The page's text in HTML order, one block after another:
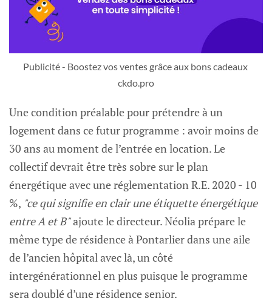
Publicité - Boostez vos ventes grâce aux bons cadeaux
ckdo.pro
Une condition préalable pour prétendre à un
logement dans ce futur programme : avoir moins de
30 ans au moment de l’entrée en location. Le
collectif devrait être très sobre sur le plan
énergétique avec une réglementation R.E. 2020 - 10
%, "ce qui signifie en clair une étiquette énergétique
entre A et B"ajoute le directeur. Néolia prépare le
même type de résidence à Pontarlier dans une aile
de l’ancien hôpital avec là, un côté
intergénérationnel en plus puisque le programme
sera doublé d’une résidence senior.